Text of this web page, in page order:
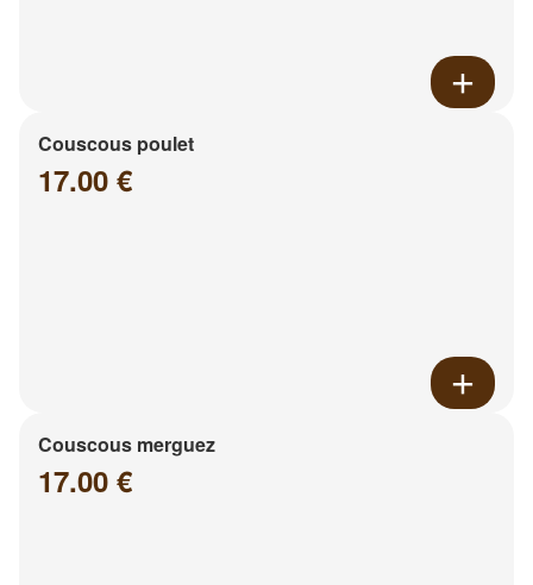
Couscous poulet
17.00 €
Couscous merguez
17.00 €